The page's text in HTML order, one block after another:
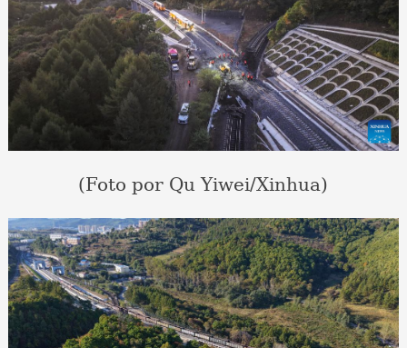
(Foto por Qu Yiwei/Xinhua)